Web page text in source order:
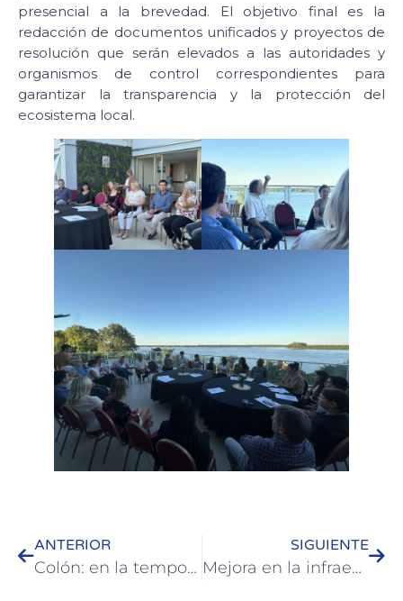
presencial a la brevedad. El objetivo final es la
redacción de documentos unificados y proyectos de
resolución que serán elevados a las autoridades y
organismos de control correspondientes para
garantizar la transparencia y la protección del
ecosistema local.
ANTERIOR
Colón: en la temporada de verano 2026 fue el mayor polo de atracción del Corredor del Río Uruguay con fuerte impacto económico y agenda sostenida
SIGUIENTE
Mejora en la infraestructura eléctrica de la Escuela Agrotécnica: mayor seguridad y eficiencia energética